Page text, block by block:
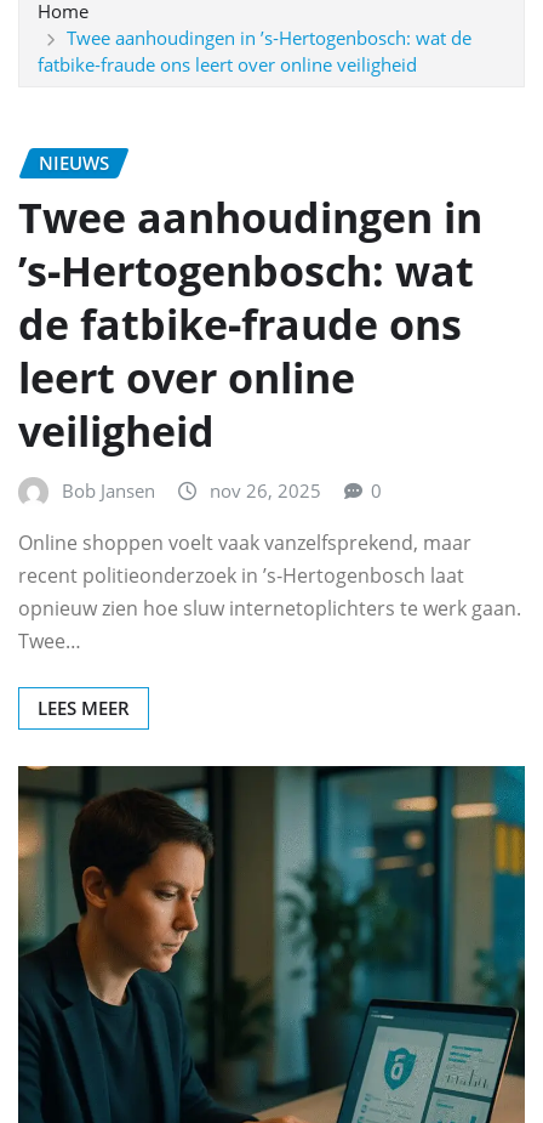
Home
Twee aanhoudingen in ’s‑Hertogenbosch: wat de
fatbike‑fraude ons leert over online veiligheid
NIEUWS
Twee aanhoudingen in
’s‑Hertogenbosch: wat
de fatbike‑fraude ons
leert over online
veiligheid
Bob Jansen nov 26, 2025 0
Online shoppen voelt vaak vanzelfsprekend, maar
recent politieonderzoek in ’s‑Hertogenbosch laat
opnieuw zien hoe sluw internetoplichters te werk gaan.
Twee…
LEES MEER